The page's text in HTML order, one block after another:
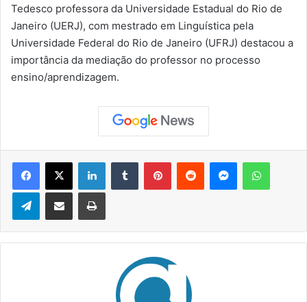
Tedesco professora da Universidade Estadual do Rio de
Janeiro (UERJ), com mestrado em Linguística pela
Universidade Federal do Rio de Janeiro (UFRJ) destacou a
importância da mediação do professor no processo
ensino/aprendizagem.
Telegram